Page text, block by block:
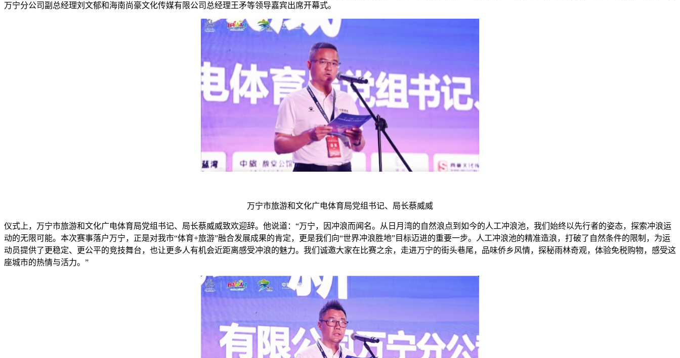
万宁分公司副总经理刘文郁和海南尚豪文化传媒有限公司总经理王矛等领导嘉宾出席开幕式。
万宁市旅游和文化广电体育局党组书记、局长蔡威威
仪式上，万宁市旅游和文化广电体育局党组书记、局长蔡威威致欢迎辞。他说道：“万宁，因冲浪而闻名。从日月湾的自然浪点到如今的人工冲浪池，我们始终以先行者的姿态，探索冲浪运
动的无限可能。本次赛事落户万宁，正是对我市“体育+旅游”融合发展成果的肯定，更是我们向“世界冲浪胜地”目标迈进的重要一步。人工冲浪池的精准造浪，打破了自然条件的限制，为运
动员提供了更稳定、更公平的竞技舞台，也让更多人有机会近距离感受冲浪的魅力。我们诚邀大家在比赛之余，走进万宁的街头巷尾，品味侨乡风情，探秘雨林奇观，体验免税购物，感受这
座城市的热情与活力。”